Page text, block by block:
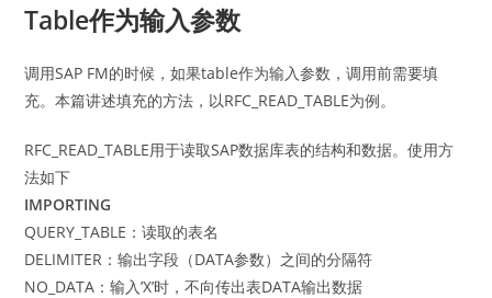
Table作为输入参数
调用SAP FM的时候，如果table作为输入参数，调用前需要填
充。本篇讲述填充的方法，以RFC_READ_TABLE为例。
RFC_READ_TABLE用于读取SAP数据库表的结构和数据。使用方
法如下
IMPORTING
QUERY_TABLE：读取的表名
DELIMITER：输出字段（DATA参数）之间的分隔符
NO_DATA：输入’X’时，不向传出表DATA输出数据